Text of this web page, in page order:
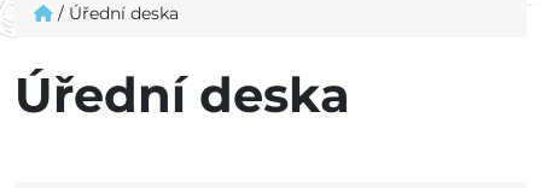
/ Úřední deska
Úřední deska